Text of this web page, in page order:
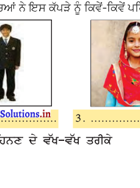
ਨੇ ਇਸ ਕੱਪੜੇ ਨੂੰ ਕਿਵੇਂ-ਕਿਵੇਂ